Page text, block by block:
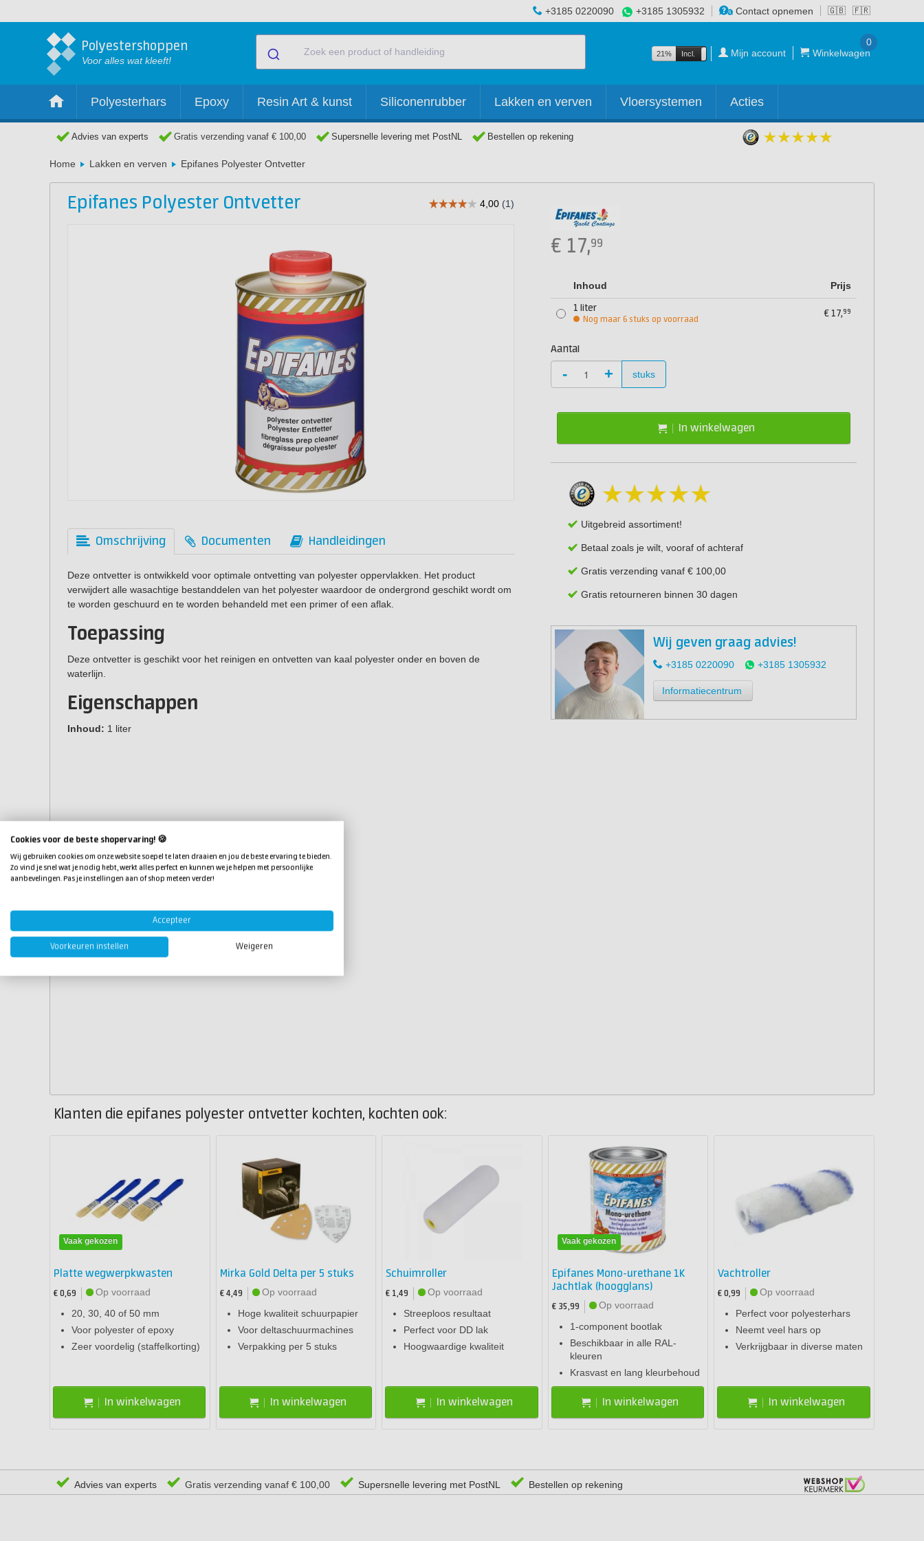
🇬🇧 🇫🇷
+3185 0220090 +3185 1305932 Contact opnemen
Polyestershoppen
Voor alles wat kleeft!
21% Incl. Excl. Mijn account Winkelwagen
0
Polyesterhars Epoxy Resin Art & kunst Siliconenrubber Lakken en verven Vloersystemen Acties
Advies van experts Gratis verzending vanaf € 100,00 Supersnelle levering met PostNL Bestellen op rekening
Home Lakken en verven Epifanes Polyester Ontvetter
Epifanes Polyester Ontvetter
Omschrijving Documenten Handleidingen
Deze ontvetter is ontwikkeld voor optimale ontvetting van polyester oppervlakken. Het product
verwijdert alle wasachtige bestanddelen van het polyester waardoor de ondergrond geschikt wordt om
te worden geschuurd en te worden behandeld met een primer of een aflak.
Toepassing
Deze ontvetter is geschikt voor het reinigen en ontvetten van kaal polyester onder en boven de
waterlijn.
Eigenschappen
Inhoud: 1 liter
€ 17,99
Inhoud Prijs
1 liter
Nog maar 6 stuks op voorraad
€17,99
Aantal
- + stuks
In winkelwagen
Uitgebreid assortiment!
Betaal zoals je wilt, vooraf of achteraf
Gratis verzending vanaf € 100,00
Gratis retourneren binnen 30 dagen
Wij geven graag advies!
+3185 0220090 +3185 1305932
Informatiecentrum
Klanten die epifanes polyester ontvetter kochten, kochten ook:
Vaak gekozen
Platte wegwerpkwasten
€ 0,69
Op voorraad
20, 30, 40 of 50 mm
Voor polyester of epoxy
Zeer voordelig (staffelkorting)
In winkelwagen
Mirka Gold Delta per 5 stuks
€ 4,49
Op voorraad
Hoge kwaliteit schuurpapier
Voor deltaschuurmachines
Verpakking per 5 stuks
In winkelwagen
Schuimroller
€ 1,49
Op voorraad
Streeploos resultaat
Perfect voor DD lak
Hoogwaardige kwaliteit
In winkelwagen
Vaak gekozen
Epifanes Mono-urethane 1K
Jachtlak (hoogglans)
€ 35,99
Op voorraad
1-component bootlak
Beschikbaar in alle RAL-
kleuren
Krasvast en lang kleurbehoud
In winkelwagen
Vachtroller
€ 0,99
Op voorraad
Perfect voor polyesterhars
Neemt veel hars op
Verkrijgbaar in diverse maten
In winkelwagen
Advies van experts Gratis verzending vanaf € 100,00 Supersnelle levering met PostNL Bestellen op rekening
Cookies voor de beste shopervaring! 🍪
Wij gebruiken cookies om onze website soepel te laten draaien en jou de beste ervaring te bieden.
Zo vind je snel wat je nodig hebt, werkt alles perfect en kunnen we je helpen met persoonlijke
aanbevelingen. Pas je instellingen aan of shop meteen verder!
Accepteer
Voorkeuren instellen Weigeren